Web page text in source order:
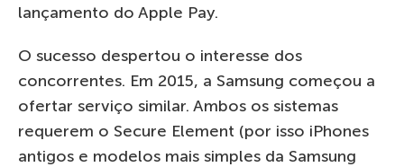
lançamento do Apple Pay.
O sucesso despertou o interesse dos
concorrentes. Em 2015, a Samsung começou a
ofertar serviço similar. Ambos os sistemas
requerem o Secure Element (por isso iPhones
antigos e modelos mais simples da Samsung